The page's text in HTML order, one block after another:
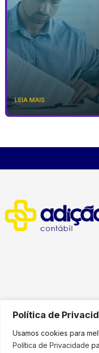
Política de
Usamos cookies para
Política de Privacidade
LEIA MAIS